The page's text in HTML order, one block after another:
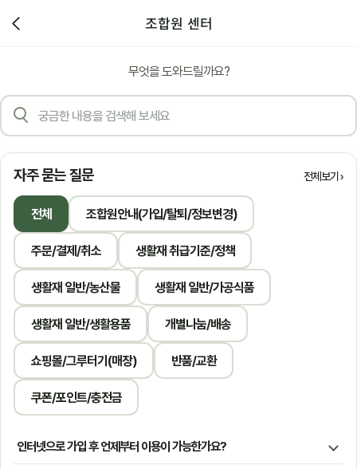
조합원 센터
무엇을 도와드릴까요?
자주 묻는 질문 전체보기
전체 조합원안내(가입/탈퇴/정보변경)
주문/결제/취소 생활재 취급기준/정책
생활재 일반/농산물 생활재 일반/가공식품
생활재 일반/생활용품 개별나눔/배송
쇼핑몰/그루터기(매장) 반품/교환
쿠폰/포인트/충전금
인터넷으로 가입 후 언제부터 이용이 가능한가요?